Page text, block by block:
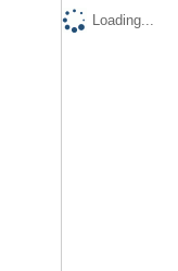
Loading...